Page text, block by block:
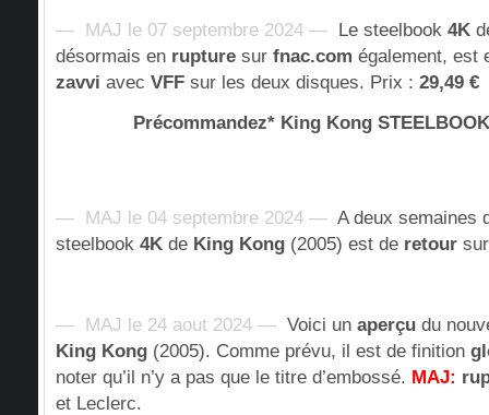
— MAJ le 07 septembre 2024 — Le steelbook 4K
désormais en rupture sur fnac.com également, est
zavvi avec VFF sur les deux disques. Prix : 29,49 €
Précommandez* King Kong
— MAJ le 04 septembre 2024 — A deux semaines
steelbook 4K de King Kong (2005) est de retour sur
— MAJ le 24 aout 2024 — Voici un aperçu du
King Kong (2005). Comme prévu, il est de finition
noter qu’il n’y a pas que le titre d’embossé. MAJ:
et Leclerc.